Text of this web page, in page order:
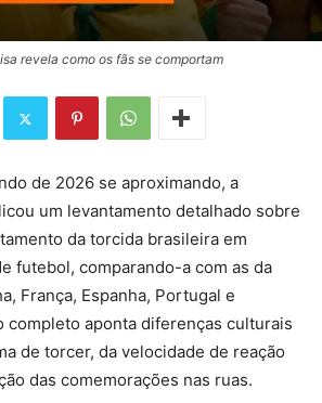
revela como os fãs se comportam
de 2026 se aproximando, a
um levantamento detalhado sobre
da torcida brasileira em
futebol, comparando-a com as da
França, Espanha, Portugal e
completo aponta diferenças culturais
de torcer, da velocidade de reação
das comemorações nas ruas.